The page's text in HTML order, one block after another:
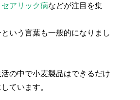
セアリック病などが注目を集
いう言葉も一般的になりまし
の中で小麦製品はできるだけ
ています。